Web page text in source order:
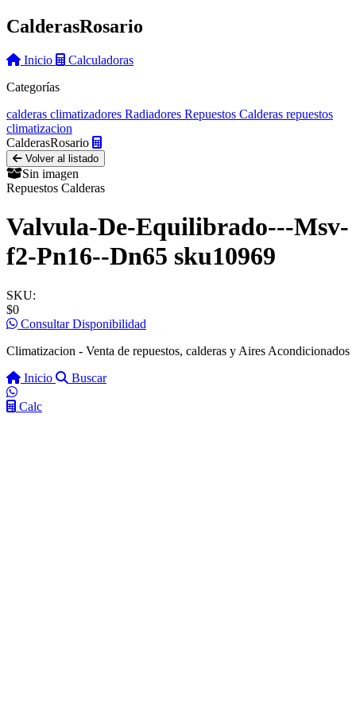
CalderasRosario
Inicio
Calculadoras
Categorías
calderas climatizadores Radiadores Repuestos Calderas repuestos
climatizacion
CalderasRosario
Volver al listado
Sin imagen
Repuestos Calderas
Valvula-De-Equilibrado---Msv-
f2-Pn16--Dn65 sku10969
SKU:
$0
Consultar Disponibilidad
Climatizacion - Venta de repuestos, calderas y Aires Acondicionados
Inicio
Buscar
Calc